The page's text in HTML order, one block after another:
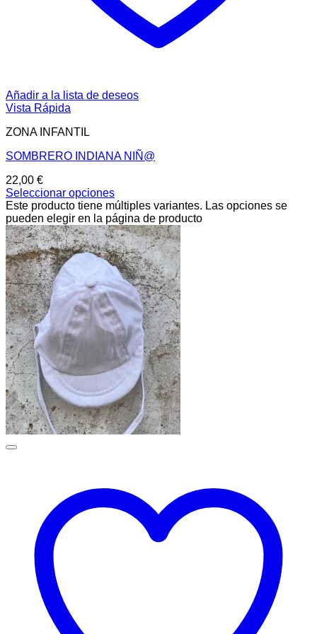
Añadir a la lista de deseos
Vista Rápida
ZONA INFANTIL
SOMBRERO INDIANA NIÑ@
22,00 €
Seleccionar opciones
Este producto tiene múltiples variantes. Las opciones se
pueden elegir en la página de producto